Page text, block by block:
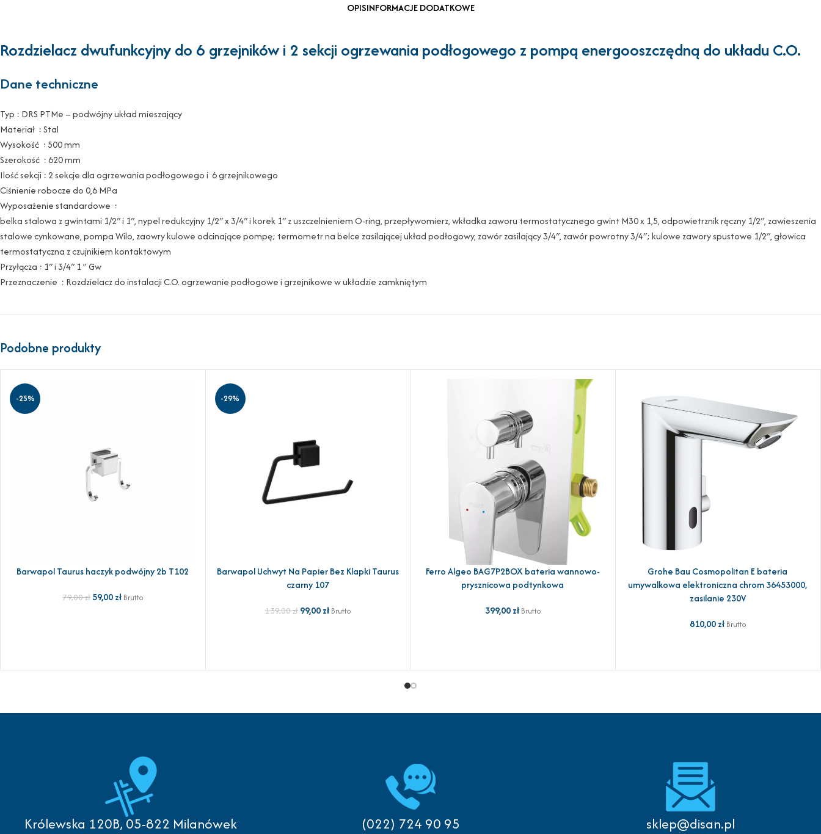
OPISINFORMACJE DODATKOWE
Rozdzielacz dwufunkcyjny do 6 grzejników i 2 sekcji ogrzewania podłogowego z pompą energooszczędną do układu C.O.
Dane techniczne
Typ : DRS PTMe – podwójny układ mieszający
Materiał : Stal
Wysokość : 500 mm
Szerokość : 620 mm
Ilość sekcji : 2 sekcje dla ogrzewania podłogowego i 6 grzejnikowego
Ciśnienie robocze do 0,6 MPa
Wyposażenie standardowe :
belka stalowa z gwintami 1/2″ i 1″, nypel redukcyjny 1/2″ x 3/4″ i korek 1″ z uszczelnieniem O-ring, przepływomierz, wkładka zaworu termostatycznego gwint M30 x 1,5, odpowietrznik ręczny 1/2″, zawieszenia
stalowe cynkowane, pompa Wilo, zaowry kulowe odcinające pompę; termometr na belce zasilającej układ podłogowy, zawór zasilający 3/4″, zawór powrotny 3/4″; kulowe zawory spustowe 1/2″, głowica
termostatyczna z czujnikiem kontaktowym
Przyłącza : 1″ i 3/4″ 1 ” Gw
Przeznaczenie : Rozdzielacz do instalacji C.O. ogrzewanie podłogowe i grzejnikowe w układzie zamkniętym
Podobne produkty
-25%
DODAJ DO KOSZYKA
Barwapol Taurus haczyk podwójny 2b T102
79,00zł59,00zł Brutto
-29%
DODAJ DO KOSZYKA
Barwapol Uchwyt Na Papier Bez Klapki Taurus
czarny 107
139,00zł 99,00zł Brutto
DODAJ DO KOSZYKA
Ferro Algeo BAG7P2BOX bateria wannowo-
prysznicowa podtynkowa
399,00zł Brutto
DODAJ DO KOSZYKA
Grohe Bau Cosmopolitan E bateria
umywalkowa elektroniczna chrom 36453000,
zasilanie 230V
810,00zł Brutto
Królewska 120B, 05-822 Milanówek (022) 724 90 95 sklep@disan.pl